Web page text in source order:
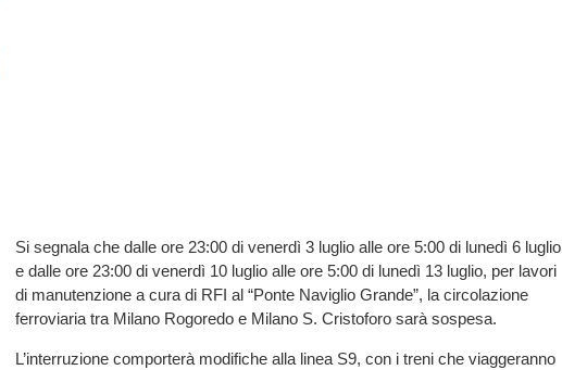
Si segnala che dalle ore 23:00 di venerdì 3 luglio alle ore 5:00 di lunedì 6 luglio
e dalle ore 23:00 di venerdì 10 luglio alle ore 5:00 di lunedì 13 luglio, per lavori
di manutenzione a cura di RFI al “Ponte Naviglio Grande”, la circolazione
ferroviaria tra Milano Rogoredo e Milano S. Cristoforo sarà sospesa.
L’interruzione comporterà modifiche alla linea S9, con i treni che viaggeranno